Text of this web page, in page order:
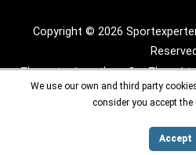
Copyright © 2026
Theme :Inx Gametheme By aThemeArt
We use our own and third party
consider you accept the
Accept